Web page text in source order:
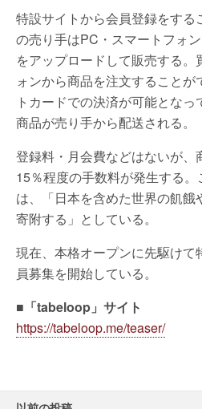
特設サイトから会員登録をする
の売り手はPC・スマートフォ
をアップロードして販売する
ォンから商品を注文することが
トカードでの決済が可能とな
商品が売り手から配送される。
登録料・月会費などはないが、
15％程度の手数料が発生する
は、「日本を含めた世界の飢餓
寄附する」としている。
現在、本格オープンに先駆けて
員募集を開始している。
■「tabeloop」サイト
https://tabeloop.me/teaser/